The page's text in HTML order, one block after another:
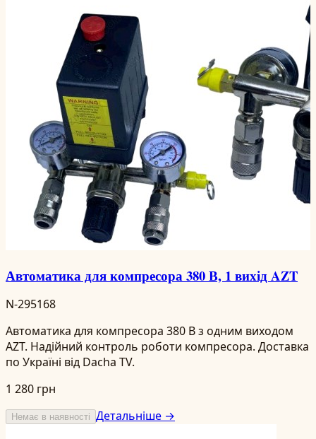
Автоматика для компресора 380 В, 1 вихід AZT
N-295168
Автоматика для компресора 380 В з одним виходом
AZT. Надійний контроль роботи компресора. Доставка
по Україні від Dacha TV.
1 280 грн
Немає в наявності Детальніше →